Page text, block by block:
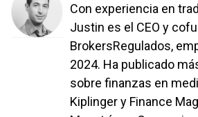
Con experiencia en
Justin es el CEO y
BrokersRegulados,
2024. Ha publicado
sobre finanzas en
Kiplinger y Finance